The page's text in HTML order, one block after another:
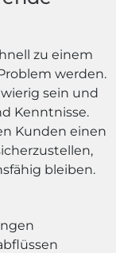
zu einem
werden.
sein und
Kenntnisse.
Kunden einen
bleiben.